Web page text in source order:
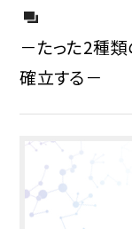
－たった2種
確立する－